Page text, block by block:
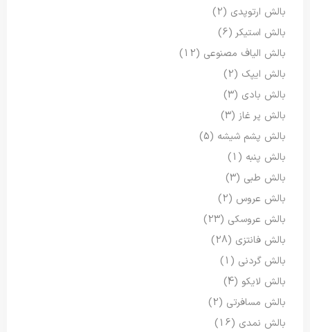
بالش ارتوپدی (2)
بالش استیکر(6)
بالش الیاف مصنوعی (12)
بالش ایپک (2)
بالش بادی (3)
بالش پر غاز (3)
بالش پشم شیشه (5)
بالش پنبه (1)
بالش طبی (3)
بالش عروس (2)
بالش عروسکی (23)
بالش فانتزی (28)
بالش گردنی (1)
بالش لایکو (4)
بالش مسافرتی (2)
بالش نمدی (16)